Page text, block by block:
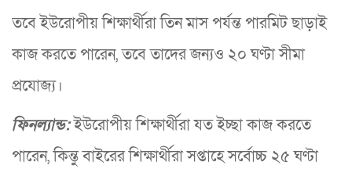
তবে ইউরোপীয় শিক্ষার্থীরা তিন মাস পর্যন্ত পারমিট ছাড়াই
কাজ করতে পারেন, তবে তাদের জন্যও ২০ ঘণ্টা সীমা
প্রযোজ্য।
ফিনল্যান্ড:ইউরোপীয় শিক্ষার্থীরা যত ইচ্ছা কাজ করতে
পারেন, কিন্তু বাইরের শিক্ষার্থীরা সপ্তাহে সর্বোচ্চ ২৫ ঘণ্টা